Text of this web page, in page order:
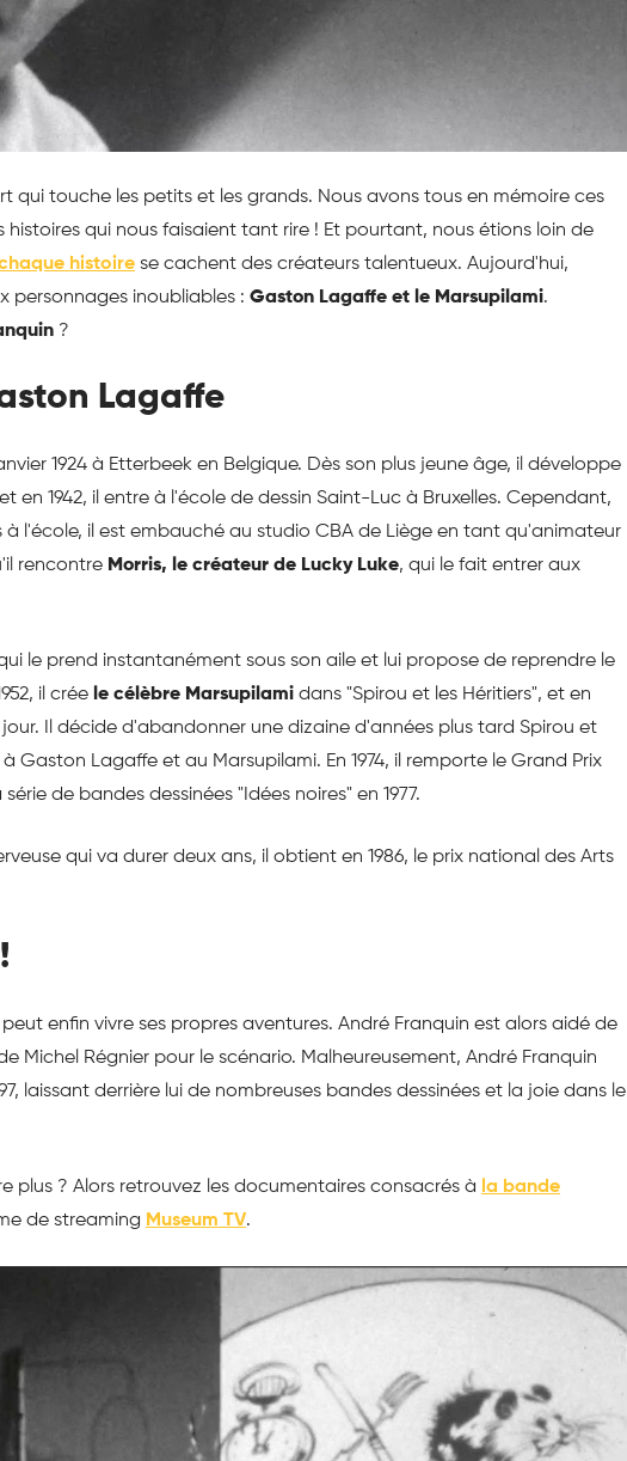
qui touche les petits et les grands. Nous avons tous en mémoire ces
histoires qui nous faisaient tant rire ! Et pourtant, nous étions loin de
histoire se cachent des créateurs talentueux. Aujourd'hui,
personnages inoubliables : Gaston Lagaffe et le Marsupilami.
?
Lagaffe
1924 à Etterbeek en Belgique. Dès son plus jeune âge, il développe
en 1942, il entre à l'école de dessin Saint-Luc à Bruxelles. Cependant,
à l'école, il est embauché au studio CBA de Liège en tant qu'animateur
rencontre Morris, le créateur de Lucky Luke, qui le fait entrer aux
le prend instantanément sous son aile et lui propose de reprendre le
il crée le célèbre Marsupilami dans "Spirou et les Héritiers", et en
jour. Il décide d'abandonner une dizaine d'années plus tard Spirou et
Gaston Lagaffe et au Marsupilami. En 1974, il remporte le Grand Prix
de bandes dessinées "Idées noires" en 1977.
qui va durer deux ans, il obtient en 1986, le prix national des Arts
peut enfin vivre ses propres aventures. André Franquin est alors aidé de
Michel Régnier pour le scénario. Malheureusement, André Franquin
laissant derrière lui de nombreuses bandes dessinées et la joie dans le
plus ? Alors retrouvez les documentaires consacrés à la bande
de streaming Museum TV.